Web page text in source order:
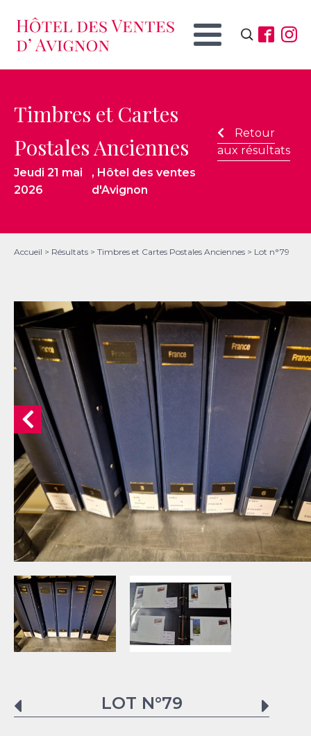
Rechercher :
Timbres et Cartes
Postales Anciennes
Jeudi 21 mai
2026
, Hôtel des ventes
d'Avignon
Retour
aux résultats
Accueil > Résultats > Timbres et Cartes Postales Anciennes > Lot n°79
LOT N°79